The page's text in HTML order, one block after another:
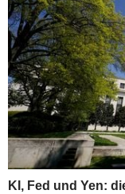
KI, Fed und Yen: